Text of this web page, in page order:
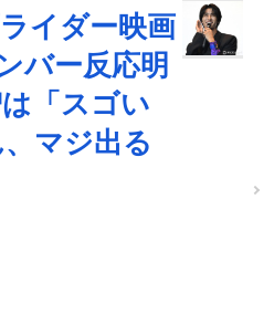
イダー映画
バー反応明
「スゴい
マジ出る